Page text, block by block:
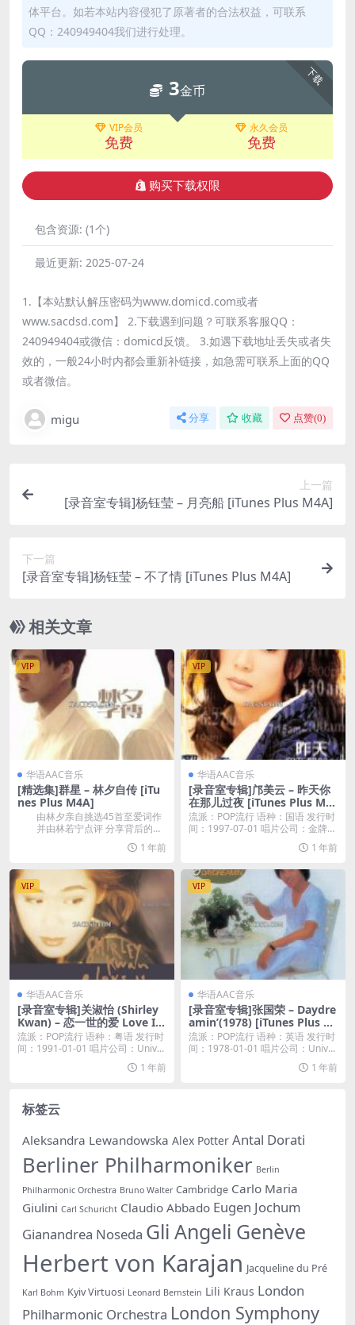
体平台。如若本站内容侵犯了原著者的合法权益，可联系
QQ：240949404我们进行处理。
下载
3金币
VIP会员
免费
永久会员
免费
购买下载权限
包含资源: (1个)
最近更新: 2025-07-24
1.【本站默认解压密码为www.domicd.com或者
www.sacdsd.com】 2.下载遇到问题？可联系客服QQ：
240949404或微信：domicd反馈。 3.如遇下载地址丢失或者失
效的，一般24小时内都会重新补链接，如急需可联系上面的QQ
或者微信。
migu 分享 收藏 点赞(0)
上一篇
[录音室专辑]杨钰莹 – 月亮船 [iTunes Plus M4A]
下一篇
[录音室专辑]杨钰莹 – 不了情 [iTunes Plus M4A]
相关文章
VIP
华语AAC音乐
[精选集]群星 – 林夕自传 [iTu
nes Plus M4A]
由林夕亲自挑选45首至爱词作
并由林若宁点评 分享背后的故
1 年前
VIP
华语AAC音乐
[录音室专辑]邝美云 – 昨天你
在那儿过夜 [iTunes Plus M4
A]
流派：POP流行 语种：国语 发行时
间：1997-07-01 唱片公司：金牌大
1 年前
VIP
华语AAC音乐
[录音室专辑]关淑怡 (Shirley
Kwan) – 恋一世的爱 Love Is
Forever (1991) [iTunes Plus
M4A]
流派：POP流行 语种：粤语 发行时
间：1991-01-01 唱片公司：Univ...
1 年前
VIP
华语AAC音乐
[录音室专辑]张国荣 – Daydre
amin’(1978) [iTunes Plus M
4A]
流派：POP流行 语种：英语 发行时
间：1978-01-01 唱片公司：Univ...
1 年前
标签云
Aleksandra Lewandowska Alex Potter Antal Dorati
Berliner Philharmoniker Berlin
Philharmonic Orchestra Bruno Walter Cambridge Carlo Maria
Giulini Carl Schuricht Claudio Abbado Eugen Jochum
Gianandrea Noseda Gli Angeli Genève
Herbert von Karajan Jacqueline du Pré
Karl Bohm Kyiv Virtuosi Leonard Bernstein Lili Kraus London
Philharmonic Orchestra London Symphony